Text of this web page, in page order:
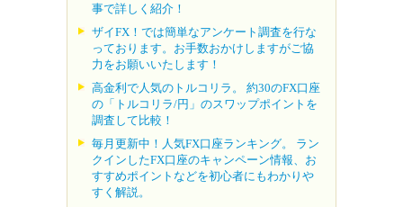
事で詳しく紹介！
ザイFX！では簡単なアンケート調査を行な
っております。お手数おかけしますがご協
力をお願いいたします！
高金利で人気のトルコリラ。 約30のFX口座
の「トルコリラ/円」のスワップポイントを
調査して比較！
毎月更新中！人気FX口座ランキング。 ラン
クインしたFX口座のキャンペーン情報、お
すすめポイントなどを初心者にもわかりや
すく解説。